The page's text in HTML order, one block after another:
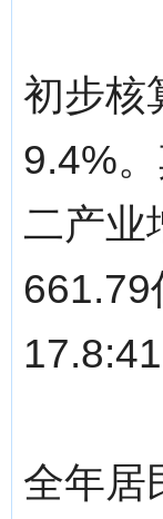
初步核
9.4%
二产业
661.79
全年居